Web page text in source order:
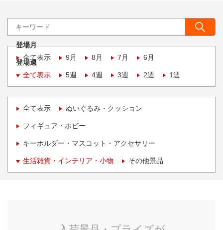
登場月
全て表示
9月 8月 7月 6月
登場週
全て表示
5週 4週 3週 2週 1週
全て表示 ぬいぐるみ・クッション
フィギュア・ホビー
キーホルダー・マスコット・アクセサリー
生活雑貨・インテリア・小物 その他景品